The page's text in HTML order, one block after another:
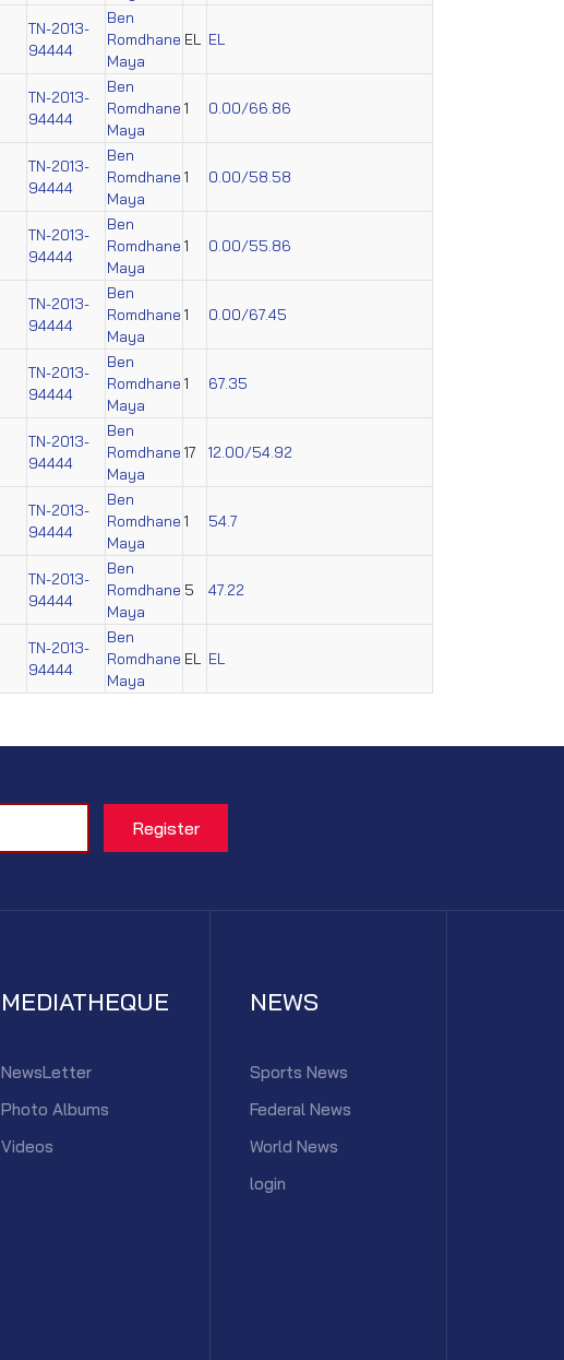
TN-2013-
94444
Ben
Romdhane
Maya
EL EL
TN-2013-
94444
Ben
Romdhane
Maya
1 0.00/66.86
TN-2013-
94444
Ben
Romdhane
Maya
1 0.00/58.58
TN-2013-
94444
Ben
Romdhane
Maya
1 0.00/55.86
TN-2013-
94444
Ben
Romdhane
Maya
1 0.00/67.45
TN-2013-
94444
Ben
Romdhane
Maya
1 67.35
TN-2013-
94444
Ben
Romdhane
Maya
17 12.00/54.92
TN-2013-
94444
Ben
Romdhane
Maya
1 54.7
TN-2013-
94444
Ben
Romdhane
Maya
5 47.22
TN-2013-
94444
Ben
Romdhane
Maya
EL EL
MEDIATHEQUE
NewsLetter
Photo Albums
Videos
NEWS
Sports News
Federal News
World News
login